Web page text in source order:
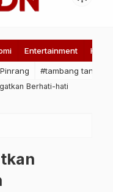
Entertainment
#tambang tanpa
Berhati-hati